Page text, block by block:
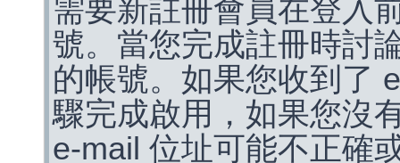
需要新註冊會員在登入
號。當您完成註冊時討
的帳號。如果您收到了
驟完成啟用，如果您沒
e-mail 位址可能不正確